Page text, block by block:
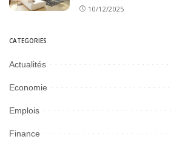
10/12/2025
CATEGORIES
Actualités
Economie
Emplois
Finance